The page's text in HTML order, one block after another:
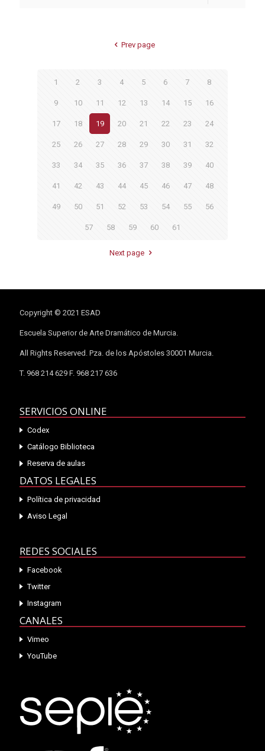
Prev page
1 2 3 4 5 6 7 8
9 10 11 12 13 14 15 16
17 18 19 20 21 22 23 24
25 26 27 28 29 30 31 32
33 34 35 36 37 38 39 40
41 42 43 44 45 46 47 48
49 50 51 52 53 54 55 56
57 58 59 60 61
Next page
Copyright © 2021 ESAD
Escuela Superior de Arte Dramático de Murcia.
All Rights Reserved. Pza. de los Apóstoles 30001 Murcia.
T. 968 214 629 F. 968 217 636
SERVICIOS ONLINE
Codex
Catálogo Biblioteca
Reserva de aulas
DATOS LEGALES
Política de privacidad
Aviso Legal
REDES SOCIALES
Facebook
Twitter
Instagram
CANALES
Vimeo
YouTube